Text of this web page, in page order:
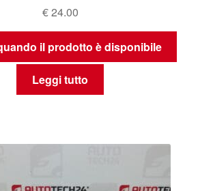
€24.00
il prodotto è disponibile
Leggi tutto